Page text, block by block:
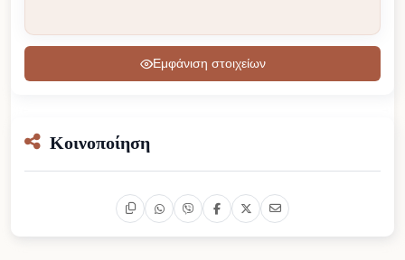
Εμφάνιση στοιχείων
Κοινοποίηση